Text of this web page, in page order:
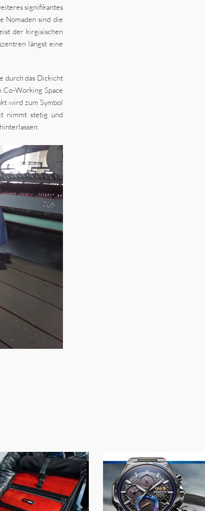
signifikantes
Nomaden sind die
der kirgisischen
längst eine
durch das Dickicht
Co-Working Space
wird zum Symbol
nimmt stetig und